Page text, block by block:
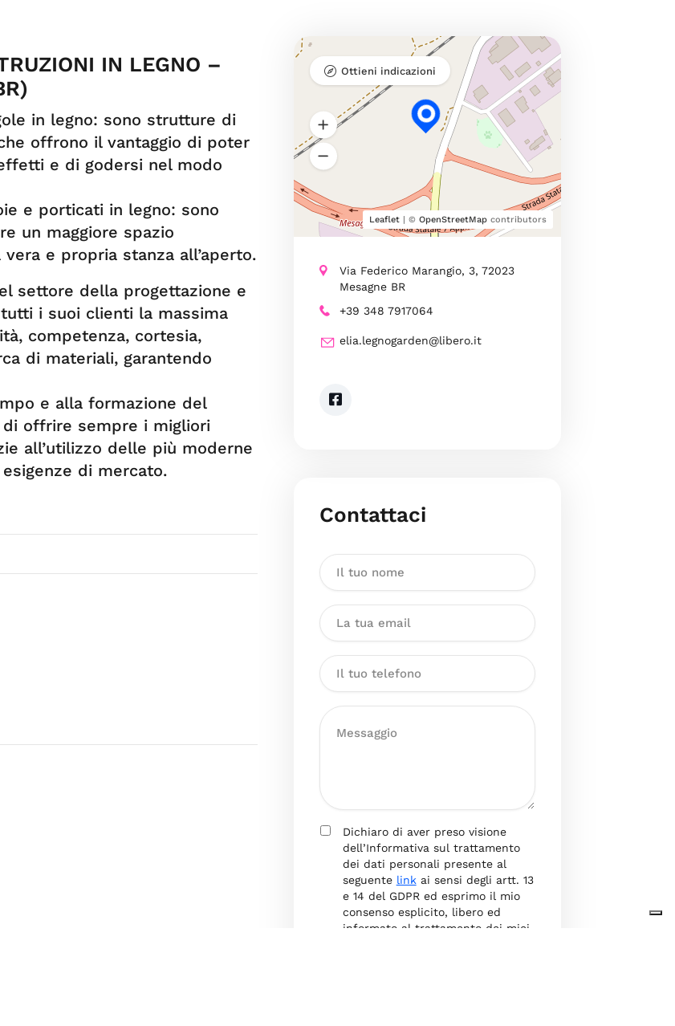
IN LEGNO –
in legno: sono strutture di
offrono il vantaggio di poter
e di godersi nel modo
e porticati in legno: sono
un maggiore spazio
e propria stanza all’aperto.
settore della progettazione e
i suoi clienti la massima
competenza, cortesia,
di materiali, garantendo
e alla formazione del
offrire sempre i migliori
all’utilizzo delle più moderne
di mercato.
Leaflet| © OpenStreetMapcontributors
Ottieni indicazioni
Via Federico Marangio, 3, 72023
Mesagne BR
+39 348 7917064
elia.legnogarden@libero.it
Contattaci
Dichiaro di aver preso visione
dell’Informativa sul trattamento
dei dati personali presente al
seguente linkai sensi degli artt. 13
e 14 del GDPR ed esprimo il mio
consenso esplicito, libero ed
informato al trattamento dei miei